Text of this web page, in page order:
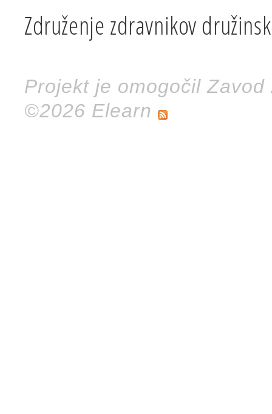
Združenje zdravnikov
Projekt je omogočil
©2026 Elearn